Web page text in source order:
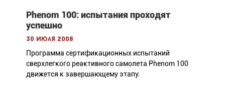
Phenom 100: испытания проходят
успешно
30 июля 2008
Программа сертификационных испытаний
сверхлегкого реактивного самолета Phenom 100
движется к завершающему этапу.